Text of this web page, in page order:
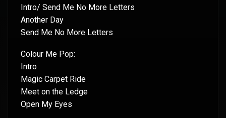
Intro/ Send Me No More Letters
Another Day
Send Me No More Letters
Colour Me Pop:
Intro
Magic Carpet Ride
Meet on the Ledge
Open My Eyes